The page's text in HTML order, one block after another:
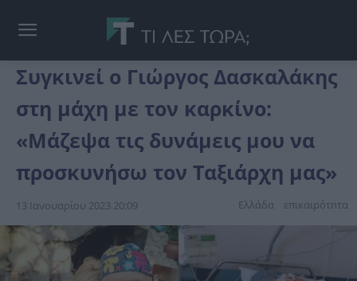
Συγκινεί ο Γιώργος Δασκαλάκης
στη μάχη με τον καρκίνο:
«Μάζεψα τις δυνάμεις μου να
προσκυνήσω τον Ταξιάρχη μας»
13 Ιανουαρίου 2023 20:09 Ελλάδα επικαιpότnτα